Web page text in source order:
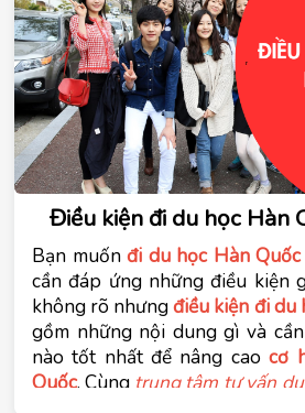
Điều kiện đi du học Hàn
Bạn muốn đi du học Hàn Quốc
cần đáp ứng những điều kiện
không rõ nhưng điều kiện đi du
gồm những nội dung gì và
nào tốt nhất để nâng cao cơ
Quốc. Cùng trung tâm tư vấn
hiểu vấn đề này trong bài viết